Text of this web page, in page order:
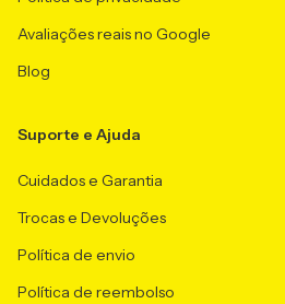
Avaliações reais no Google
Blog
Suporte e Ajuda
Cuidados e Garantia
Trocas e Devoluções
Política de envio
Política de reembolso